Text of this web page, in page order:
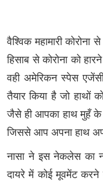
वैश्विक महामारी
हिसाब से कोरोना को
वही अमेरिकन स्पेस
तैयार किया है जो हाथों
जैसे ही आपका हाथ मुहँ के
जिससे आप अपना हाथ
नासा ने इस नेकलेस का
दायरे में कोई मूवमेंट करने